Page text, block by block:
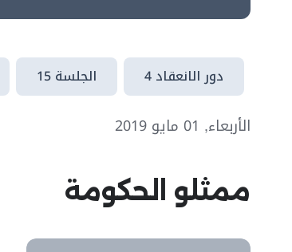
دور الانعقاد 4 الجلسة 15
الأربعاء, 01 مايو 2019
ممثلو الحكومة